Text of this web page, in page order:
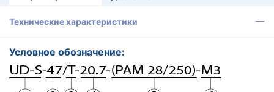
Технические характеристики
Условное обозначение: